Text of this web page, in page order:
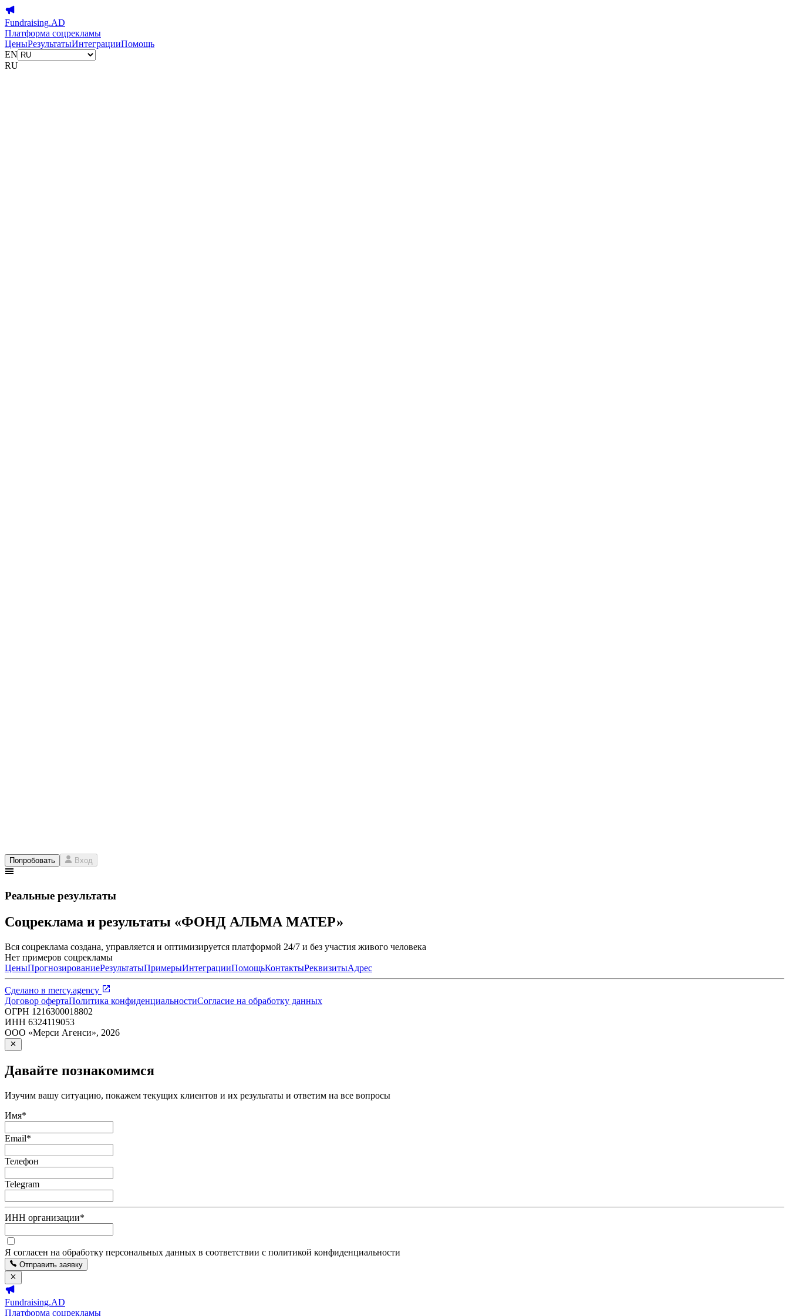
Fundraising.AD
Платформа соцрекламы
ЦеныРезультатыИнтеграцииПомощь
EN
RU
Попробовать Вход
Реальные результаты
Соцреклама и результаты «ФОНД АЛЬМА МАТЕР»
Вся соцреклама создана, управляется и оптимизируется платформой 24/7 и без участия живого человека
Нет примеров соцрекламы
ЦеныПрогнозированиеРезультатыПримерыИнтеграцииПомощьКонтактыРеквизитыАдрес
Сделано в mercy.agency
Договор офертаПолитика конфиденциальностиСогласие на обработку данных
ОГРН 1216300018802
ИНН 6324119053
ООО «Мерси Агенси», 2026
Давайте познакомимся
Изучим вашу ситуацию, покажем текущих клиентов и их результаты и ответим на все вопросы
Имя*
Email*
Телефон
Telegram
ИНН организации*
Я согласен на обработку персональных данных в соответствии с политикой конфиденциальности
Отправить заявку
Fundraising.AD
Платформа соцрекламы